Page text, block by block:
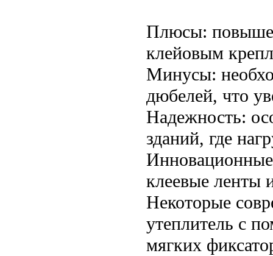
Плюсы:
клейовым
Минусы:
дюбелей, что
Надежность:
зданий, где
клеевые ленты
Некоторые
утеплитель с
мягких